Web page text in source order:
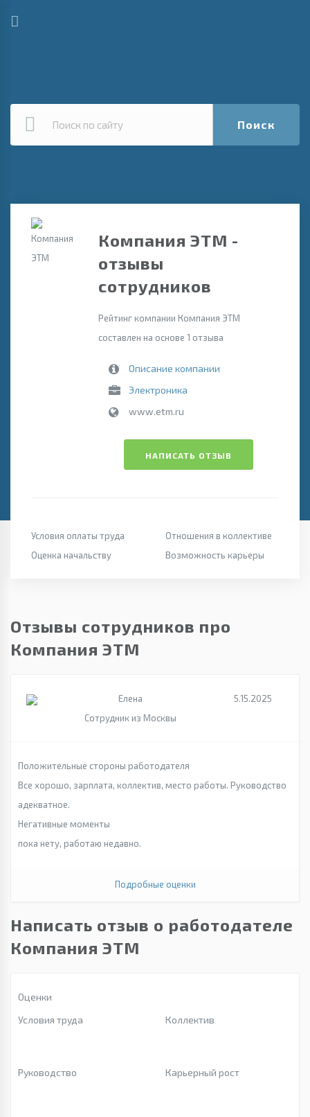
Поиск
Компания ЭТМ -
отзывы
сотрудников
Рейтинг компании Компания ЭТМ
составлен на основе 1 отзыва
Описание компании
Электроника
www.etm.ru
НАПИСАТЬ ОТЗЫВ
Условия оплаты труда
Отношения в коллективе
Оценка начальству
Возможность карьеры
Отзывы сотрудников про
Компания ЭТМ
Елена
Сотрудник из Москвы
5.15.2025
Положительные стороны работодателя
Все хорошо, зарплата, коллектив, место работы. Руководство
адекватное.
Негативные моменты
пока нету, работаю недавно.
Подробные оценки
Написать отзыв о работодателе
Компания ЭТМ
Оценки
Условия труда
Коллектив
Руководство Карьерный рост